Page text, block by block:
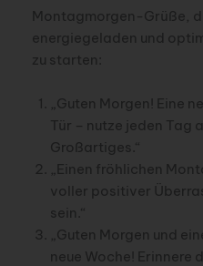
Montagmorgen-Grüße,
energiegeladen und
zu starten:
„Guten Morgen! Eine
Tür – nutze jeden Tag
Großartiges.“
„Einen fröhlichen
voller positiver
sein.“
„Guten Morgen und
neue Woche! Erinnere